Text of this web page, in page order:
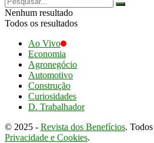
Nenhum resultado
Todos os resultados
Ao Vivo
Economia
Agronegócio
Automotivo
Construção
Curiosidades
D. Trabalhador
© 2025 - Revista dos Benefícios.
Privacidade e Cookies.